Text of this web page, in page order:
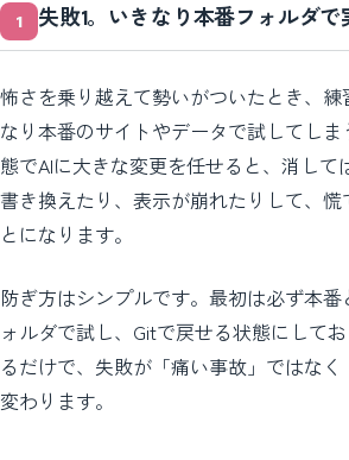
失敗1。いきなり本番フォルダ
怖さを乗り越えて勢いがついたとき、
なり本番のサイトやデータで試してし
態でAIに大きな変更を任せると、消して
書き換えたり、表示が崩れたりして、
とになります。
防ぎ方はシンプルです。最初は必ず本
ォルダで試し、Gitで戻せる状態にして
るだけで、失敗が「痛い事故」ではな
変わります。